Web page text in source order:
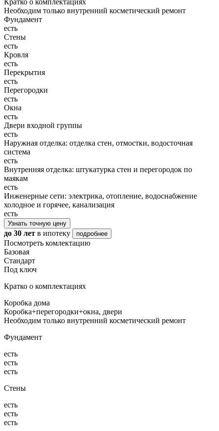
Необходим только внутренний косметический ремонт
Фундамент
есть
Стены
есть
Кровля
есть
Перекрытия
есть
Перегородки
есть
Окна
есть
Двери входной группы
есть
Наружная отделка: отделка стен, отмостки, водосточная
система
есть
Внутренняя отделка: штукатурка стен и перегородок по
маякам
есть
Инженерные сети: электрика, отопление, водоснабжение
холодное и горячее, канализация
есть
Узнать точную цену
до 30 лет в ипотеку подробнее
Посмотреть комлектацию
Базовая
Стандарт
Под ключ
Кратко о комплектациях
Коробка дома
Коробка+перегородки+окна, двери
Необходим только внутренний косметический ремонт
Фундамент
есть
есть
есть
Стены
есть
есть
есть